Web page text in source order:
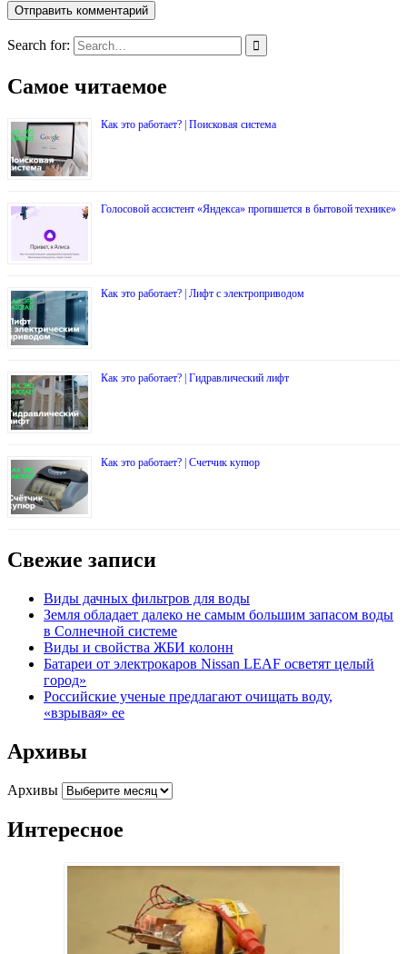
Search for:
Самое читаемое
Как это работает? | Поисковая система
Голосовой ассистент «Яндекса» пропишется в бытовой технике»
Как это работает? | Лифт с электроприводом
Как это работает? | Гидравлический лифт
Как это работает? | Счетчик купюр
Свежие записи
Виды дачных фильтров для воды
Земля обладает далеко не самым большим запасом воды
в Солнечной системе
Виды и свойства ЖБИ колонн
Батареи от электрокаров Nissan LEAF осветят целый
город»
Российские ученые предлагают очищать воду,
«взрывая» ее
Архивы
Архивы
Интересное